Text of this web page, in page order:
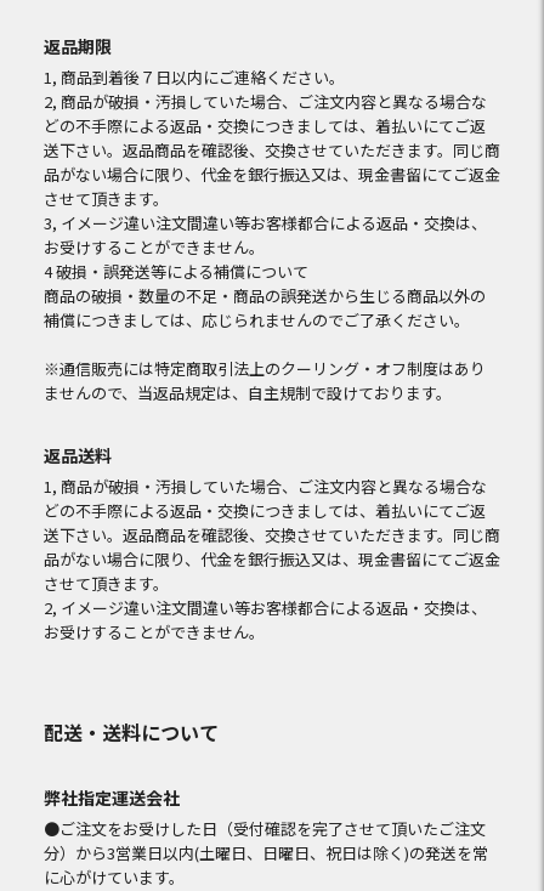
返品期限
1, 商品到着後７日以内にご連絡ください。
2, 商品が破損・汚損していた場合、ご注文内容と異なる場合な
どの不手際による返品・交換につきましては、着払いにてご返
送下さい。返品商品を確認後、交換させていただきます。同じ商
品がない場合に限り、代金を銀行振込又は、現金書留にてご返金
させて頂きます。
3, イメージ違い注文間違い等お客様都合による返品・交換は、
お受けすることができません。
4 破損・誤発送等による補償について
商品の破損・数量の不足・商品の誤発送から生じる商品以外の
補償につきましては、応じられませんのでご了承ください。
※通信販売には特定商取引法上のクーリング・オフ制度はあり
ませんので、当返品規定は、自主規制で設けております。
返品送料
1, 商品が破損・汚損していた場合、ご注文内容と異なる場合な
どの不手際による返品・交換につきましては、着払いにてご返
送下さい。返品商品を確認後、交換させていただきます。同じ商
品がない場合に限り、代金を銀行振込又は、現金書留にてご返金
させて頂きます。
2, イメージ違い注文間違い等お客様都合による返品・交換は、
お受けすることができません。
配送・送料について
弊社指定運送会社
●ご注文をお受けした日（受付確認を完了させて頂いたご注文
分）から3営業日以内(土曜日、日曜日、祝日は除く)の発送を常
に心がけています。